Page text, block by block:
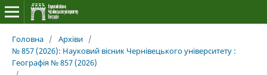
Головна / Архіви /
№ 857 (2026): Науковий вісник Чернівецького університету :
Географія № 857 (2026)